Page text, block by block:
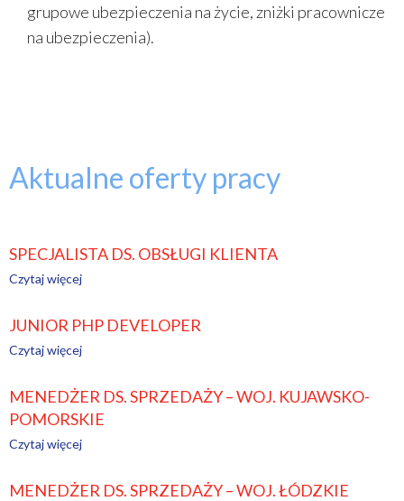
grupowe ubezpieczenia na życie, zniżki pracownicze
na ubezpieczenia).
Aktualne oferty pracy
SPECJALISTA DS. OBSŁUGI KLIENTA
Czytaj więcej
JUNIOR PHP DEVELOPER
Czytaj więcej
MENEDŻER DS. SPRZEDAŻY – WOJ. KUJAWSKO-
POMORSKIE
Czytaj więcej
MENEDŻER DS. SPRZEDAŻY – WOJ. ŁÓDZKIE